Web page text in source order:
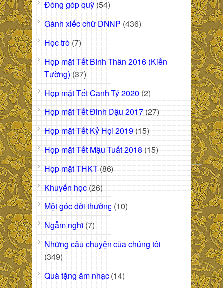
Đóng góp quỹ (54)
Gánh xiếc chữ DNNP (436)
Học trò (7)
Họp mặt Tết Bính Thân 2016 (Kiến
Tường) (37)
Họp mặt Tết Canh Tý 2020 (2)
Họp mặt Tết Đinh Dậu 2017 (27)
Họp mặt Tết Kỷ Hợi 2019 (15)
Họp mặt Tết Mậu Tuất 2018 (15)
Họp mặt THKT (86)
Khuyến học (26)
Một góc đời thường (10)
Ngẫm nghĩ(7)
Những câu chuyện của chúng tôi
(349)
Quà tặng âm nhạc (14)